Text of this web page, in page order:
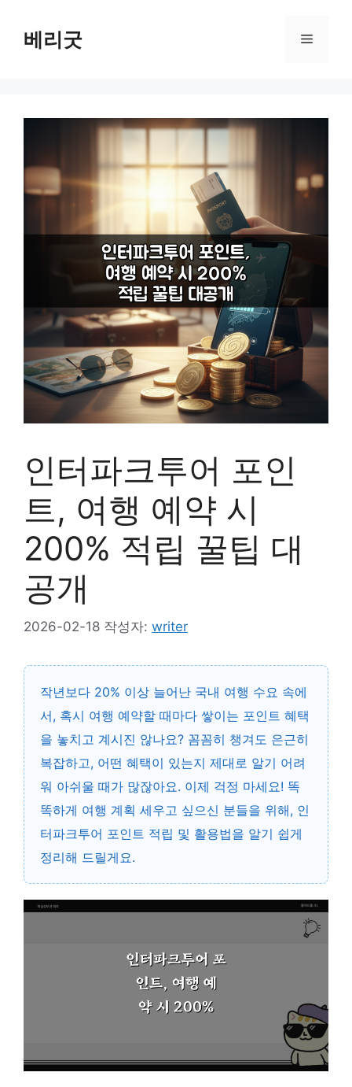
베리굿 메
인터파크투어 포인
트, 여행 예약 시
200% 적립 꿀팁 대
공개
2026-02-18 작성자: writer
작년보다 20% 이상 늘어난 국내 여행 수요 속에
서, 혹시 여행 예약할 때마다 쌓이는 포인트 혜택
을 놓치고 계시진 않나요? 꼼꼼히 챙겨도 은근히
복잡하고, 어떤 혜택이 있는지 제대로 알기 어려
워 아쉬울 때가 많잖아요. 이제 걱정 마세요! 똑
똑하게 여행 계획 세우고 싶으신 분들을 위해, 인
터파크투어 포인트 적립 및 활용법을 알기 쉽게
정리해 드릴게요.